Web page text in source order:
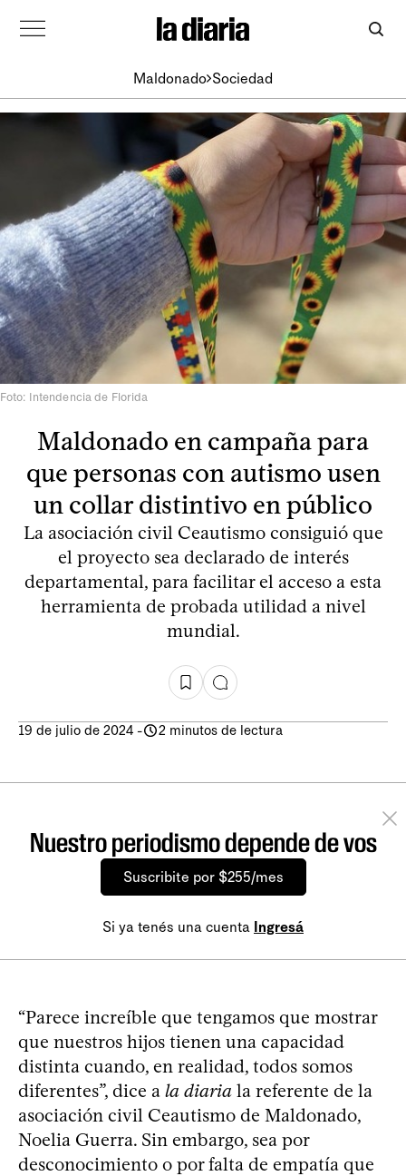
Maldonado Sociedad
Foto: Intendencia de Florida
Maldonado en campaña para
que personas con autismo usen
un collar distintivo en público
La asociación civil Ceautismo consiguió que
el proyecto sea declarado de interés
departamental, para facilitar el acceso a esta
herramienta de probada utilidad a nivel
mundial.
19 de julio de 2024 - 2 minutos de lectura
Nuestro periodismo depende de vos
Suscribite por $255/mes
Si ya tenés una cuenta Ingresá
“Parece increíble que tengamos que mostrar
que nuestros hijos tienen una capacidad
distinta cuando, en realidad, todos somos
diferentes”, dice a la diaria la referente de la
asociación civil Ceautismo de Maldonado,
Noelia Guerra. Sin embargo, sea por
desconocimiento o por falta de empatía que